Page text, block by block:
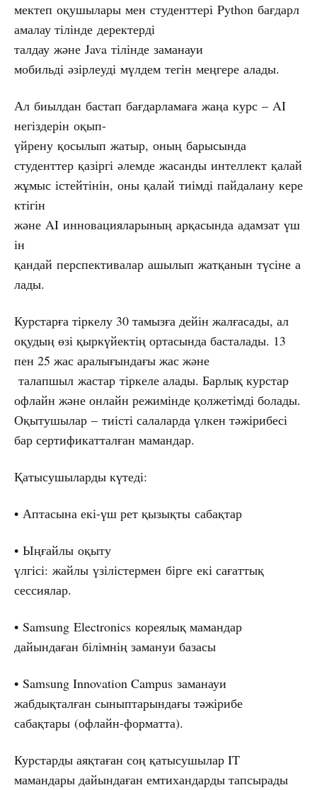
мектеп оқушылары мен студенттері Python бағдарл
амалау тілінде деректерді
талдау және Java тілінде заманауи
мобильді әзірлеуді мүлдем тегін меңгере алады.
Ал биылдан бастап бағдарламаға жаңа курс – AI
негіздерін оқып-
үйрену қосылып жатыр, оның барысында
студенттер қазіргі әлемде жасанды интеллект қалай
жұмыс істейтінін, оны қалай тиімді пайдалану кере
ктігін
және AI инновацияларының арқасында адамзат үш
ін
қандай перспективалар ашылып жатқанын түсіне а
лады.
Курстарға тіркелу 30 тамызға дейін жалғасады, ал
оқудың өзі қыркүйектің ортасында басталады. 13
пен 25 жас аралығындағы жас және
талапшыл жастар тіркеле алады. Барлық курстар
офлайн және онлайн режимінде қолжетімді болады.
Оқытушылар – тиісті салаларда үлкен тәжірибесі
бар сертификатталған мамандар.
Қатысушыларды күтеді:
• Аптасына екі-үш рет қызықты сабақтар
• Ыңғайлы оқыту
үлгісі: жайлы үзілістермен бірге екі сағаттық
сессиялар.
• Samsung Electronics кореялық мамандар
дайындаған білімнің замануи базасы
• Samsung Innovation Campus заманауи
жабдықталған сыныптарындағы тәжірибе
сабақтары (офлайн-форматта).
Курстарды аяқтаған соң қатысушылар IT
мамандары дайындаған емтихандарды тапсырады